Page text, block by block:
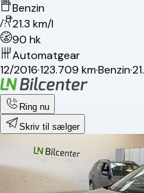
Benzin
21.3 km/l
90 hk
Automatgear
12/2016·123.709 km·Benzin·
Ring nu
Skriv til sælger